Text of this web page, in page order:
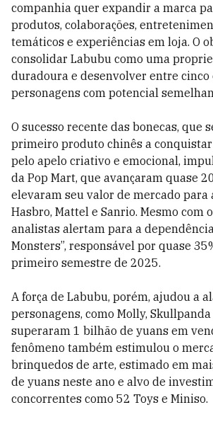
companhia quer expandir a marca
produtos, colaborações,
temáticos e experiências em loja. O
consolidar Labubu como uma
duradoura e desenvolver entre cinco
personagens com potencial
O sucesso recente das bonecas, que
primeiro produto chinês a
pelo apelo criativo e emocional,
da Pop Mart, que avançaram quase
elevaram seu valor de mercado para
Hasbro, Mattel e Sanrio. Mesmo com
analistas alertam para a
Monsters”, responsável por quase
primeiro semestre de 2025.
A força de Labubu, porém, ajudou a
personagens, como Molly,
superaram 1 bilhão de yuans em
fenômeno também estimulou o
brinquedos de arte, estimado em
de yuans neste ano e alvo de
concorrentes como 52 Toys e Miniso.